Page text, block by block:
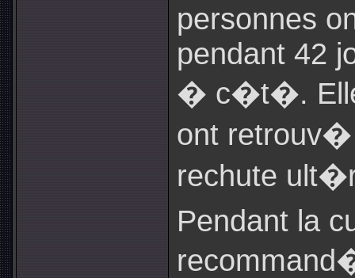
personnes
pendant 42
� c�t�.
ont
rechute
Pendant la